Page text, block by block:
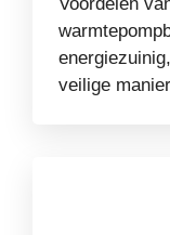
veilige